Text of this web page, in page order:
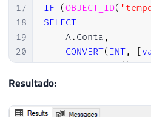
17
18
19
20
21
22
24
IF (OBJECT_ID(
SELECT
    A
. Conta ,
CONVERT( INT, [
ROW_NUMBER()
INTO
FROM
Resultado: